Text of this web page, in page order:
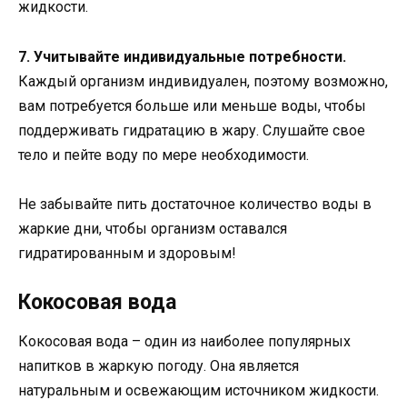
жидкости.
7. Учитывайте индивидуальные потребности.
Каждый организм индивидуален, поэтому возможно,
вам потребуется больше или меньше воды, чтобы
поддерживать гидратацию в жару. Слушайте свое
тело и пейте воду по мере необходимости.
Не забывайте пить достаточное количество воды в
жаркие дни, чтобы организм оставался
гидратированным и здоровым!
Кокосовая вода
Кокосовая вода – один из наиболее популярных
напитков в жаркую погоду. Она является
натуральным и освежающим источником жидкости.